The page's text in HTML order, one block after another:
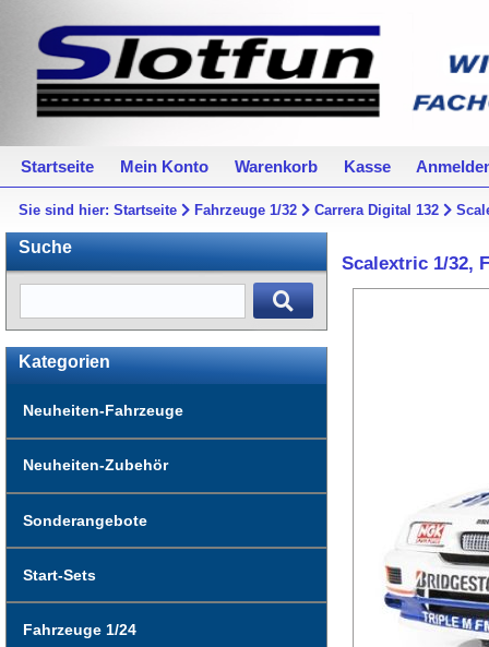
Startseite Mein Konto Warenkorb Kasse
Sie sind hier:Startseite Fahrzeuge 1/32 Carrera Digital 132
Suche
Kategorien
Neuheiten-Fahrzeuge
Neuheiten-Zubehör
Sonderangebote
Start-Sets
Fahrzeuge 1/24
Scalextric 1/32,